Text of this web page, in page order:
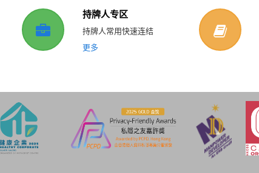
持牌人专区
持牌人常用快速连结
更多